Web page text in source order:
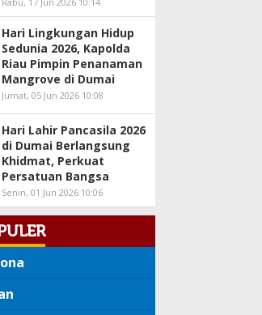
Hari Lingkungan Hidup
Sedunia 2026, Kapolda
Riau Pimpin Penanaman
Mangrove di Dumai
Jumat, 05 Jun 2026 10:08
Hari Lahir Pancasila 2026
di Dumai Berlangsung
Khidmat, Perkuat
Persatuan Bangsa
Senin, 01 Jun 2026 10:06